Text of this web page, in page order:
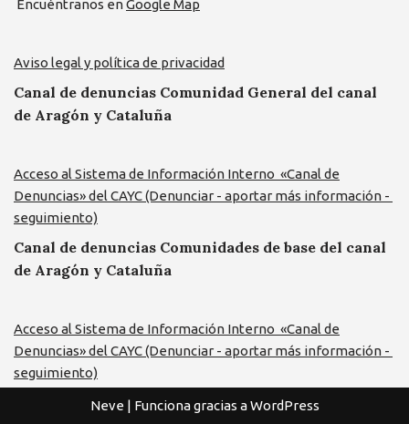
Encuéntranos enGoogle Map
Aviso legal y política de privacidad
Canal de denuncias Comunidad General del canal
de Aragón y Cataluña
Acceso al Sistema de Información Interno «Canal de
Denuncias» del CAYC (Denunciar - aportar más información -
seguimiento)
Canal de denuncias Comunidades de base del canal
de Aragón y Cataluña
Acceso al Sistema de Información Interno «Canal de
Denuncias» del CAYC (Denunciar - aportar más información -
seguimiento)
Neve| Funciona gracias aWordPress